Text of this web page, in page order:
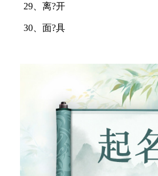
29、离?开
30、面?具